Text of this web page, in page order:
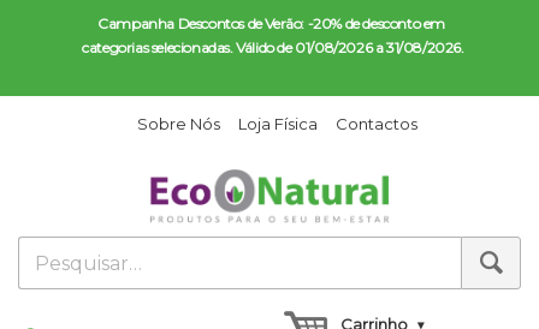
Sobre Nós Loja Física Contactos
Carrinho
Campanha Descontos de Verão: -20% de desconto em
categorias selecionadas. Válido de 01/08/2026 a 31/08/2026.